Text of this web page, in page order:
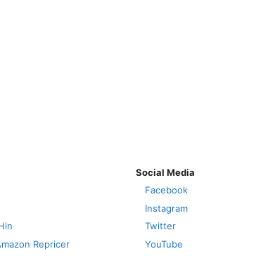
Repricer
Social Media
Facebook
Instagram
Twitter
YouTube